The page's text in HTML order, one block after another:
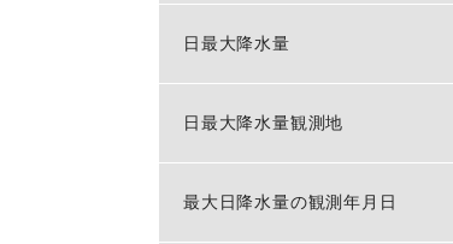
日最大降水量
日最大降水量観測地
最大日降水量の観測年月日